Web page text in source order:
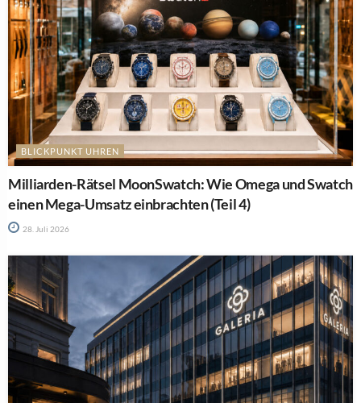
BLICKPUNKT UHREN
Milliarden-Rätsel MoonSwatch: Wie Omega und Swatch
einen Mega-Umsatz einbrachten (Teil 4)
28. Juli 2026